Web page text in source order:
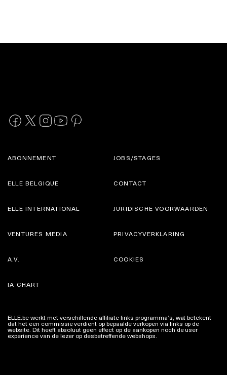
ABONNEMENT
ELLE BELGIQUE
JOBS/STAGES
CONTACT
ELLE INTERNATIONAL
VENTURES MEDIA
JURIDISCHE VOORWAARDEN
PRIVACYVERKLARING
A.V.
IA CHART
COOKIES
ELLE.be werkt met verschillende affiliate links programma’s, wat betekent
dat het een commissie verdient op bepaalde verkopen via links op de
website. Dit heeft absoluut geen effect op de aankopen noch de user
experience van de lezer op desbetreffende webshops.